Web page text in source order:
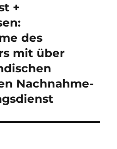
+
des
mit über
Nachnahme-